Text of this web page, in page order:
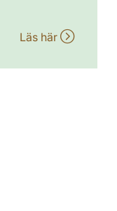
Läs här